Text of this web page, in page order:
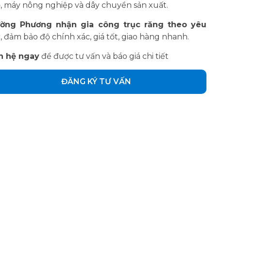
máy nông nghiệp và dây chuyền sản xuất.
Phương nhận gia công trục răng theo yêu
, đảm bảo độ chính xác, giá tốt, giao hàng nhanh.
hệ ngay để được tư vấn và báo giá chi tiết
ĐĂNG KÝ TƯ VẤN